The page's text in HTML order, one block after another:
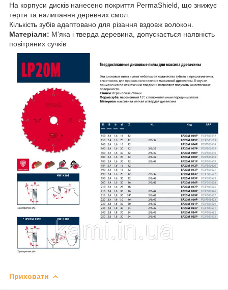
На корпуси дисків нанесено покриття PermaShield, що знижує
тертя та налипання деревних смол.
Кількість зубів адаптовано для різання вздовж волокон.
Матеріали: М'яка і тверда деревина, допускається наявність
повітряних сучків
Приховати